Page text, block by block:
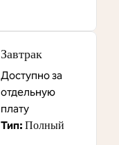
Завтрак
Доступно за
отдельную
плату
Тип: Полный